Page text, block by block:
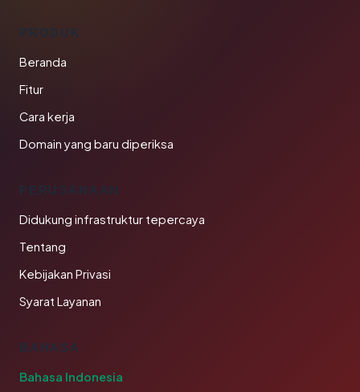
PRODUK
Beranda
Fitur
Cara kerja
Domain yang baru diperiksa
PERUSAHAAN
Didukung infrastruktur tepercaya
Tentang
Kebijakan Privasi
Syarat Layanan
BAHASA
Bahasa Indonesia